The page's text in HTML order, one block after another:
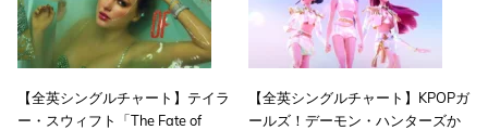
【全英シングルチャート】テイラ
ー・スウィフト「The Fate of
【全英シングルチャート】KPOPガ
ールズ！デーモン・ハンターズか